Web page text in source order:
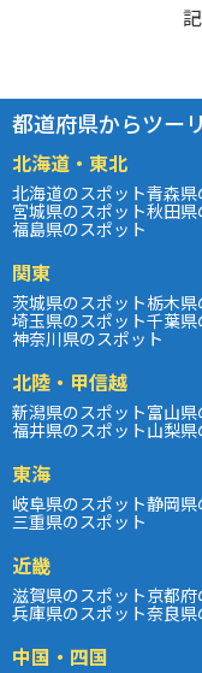
都道府県からツー
北海道・東北
北海道のスポット青森県
宮城県のスポット秋田県
福島県のスポット
関東
茨城県のスポット栃木県
埼玉県のスポット千葉県
神奈川県のスポット
北陸・甲信越
新潟県のスポット富山県
福井県のスポット山梨県
東海
岐阜県のスポット静岡県
三重県のスポット
近畿
滋賀県のスポット京都府
兵庫県のスポット奈良県
中国・四国